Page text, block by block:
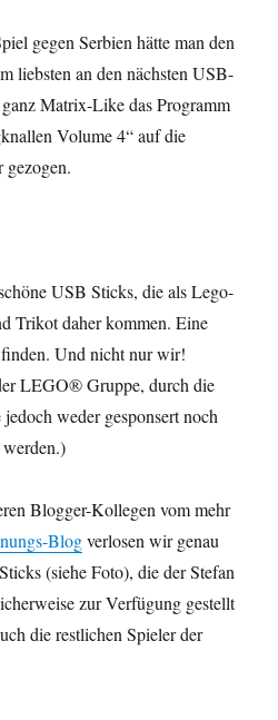
gegen Serbien hätte man den
liebsten an den nächsten USB-
Matrix-Like das Programm
Volume 4“ auf die
USB Sticks, die als Lego-
Trikot daher kommen. Eine
Und nicht nur wir!
LEGO® Gruppe, durch die
weder gesponsert noch
Blogger-Kollegen vom mehr
Blogverlosen wir genau
(siehe Foto), die der Stefan
zur Verfügung gestellt
die restlichen Spieler der